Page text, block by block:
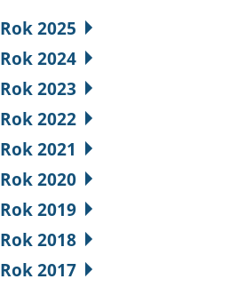
Rok 2025
Rok 2024
Rok 2023
Rok 2022
Rok 2021
Rok 2020
Rok 2019
Rok 2018
Rok 2017